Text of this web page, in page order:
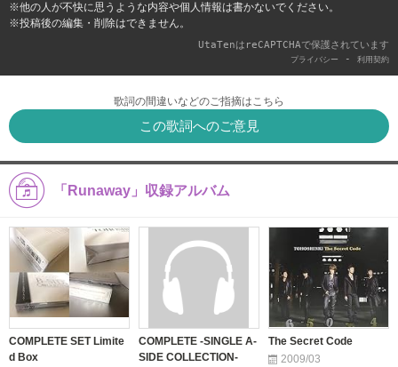
※他の人が不快に思うような内容や個人情報は書かないでください。
※投稿後の編集・削除はできません。
UtaTenはreCAPTCHAで保護されています
プライバシー - 利用契約
歌詞の間違いなどのご指摘はこちら
この歌詞へのご意見
「Runaway」収録アルバム
COMPLETE SET Limite
d Box
COMPLETE -SINGLE A-
SIDE COLLECTION-
The Secret Code
2009/03